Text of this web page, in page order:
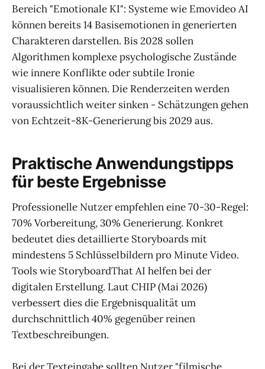
Bereich "Emotionale KI": Systeme wie Emovideo AI
können bereits 14 Basisemotionen in generierten
Charakteren darstellen. Bis 2028 sollen
Algorithmen komplexe psychologische Zustände
wie innere Konflikte oder subtile Ironie
visualisieren können. Die Renderzeiten werden
voraussichtlich weiter sinken - Schätzungen gehen
von Echtzeit-8K-Generierung bis 2029 aus.
Praktische Anwendungstipps
für beste Ergebnisse
Professionelle Nutzer empfehlen eine 70-30-Regel:
70% Vorbereitung, 30% Generierung. Konkret
bedeutet dies detaillierte Storyboards mit
mindestens 5 Schlüsselbildern pro Minute Video.
Tools wie StoryboardThat AI helfen bei der
digitalen Erstellung. Laut CHIP (Mai 2026)
verbessert dies die Ergebnisqualität um
durchschnittlich 40% gegenüber reinen
Textbeschreibungen.